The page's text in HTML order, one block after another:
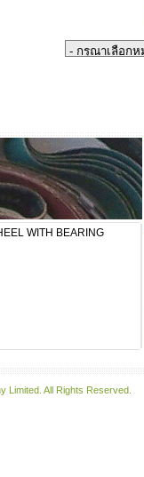
WITH BEARING
Limited. All Rights Reserved.